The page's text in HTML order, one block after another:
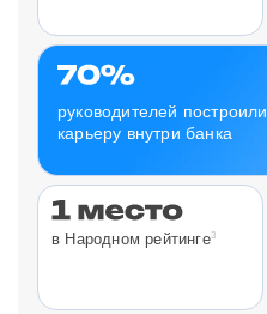
руководителей построили
карьеру внутри банка
в Народном рейтинге3